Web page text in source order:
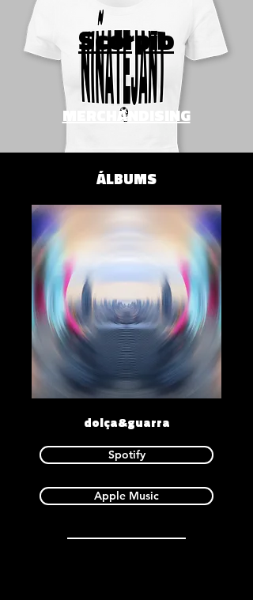
Scorpio
MERCHANDISING
ÁLBUMS
dolça&guarra
Spotify
Apple Music